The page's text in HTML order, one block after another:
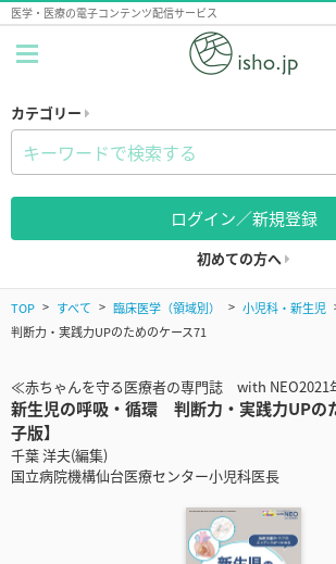
医学・医療の電子コンテンツ配信サービス
カテゴリー
ログイン／新規登録
初めての方へ
TOP すべて 臨床医学（領域別） 小児科・新生児
判断力・実践力UPのためのケース71
≪赤ちゃんを守る医療者の専門誌 with NEO2021
新生児の呼吸・循環 判断力・実践力UPの
子版】
千葉 洋夫(編集)
国立病院機構仙台医療センター小児科医長